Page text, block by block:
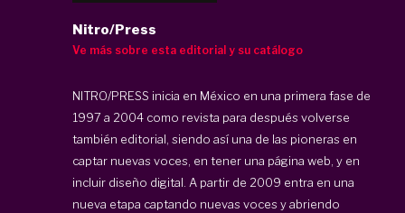
Nitro/Press
Ve más sobre esta editorial y su catálogo
NITRO/PRESS inicia en México en una primera fase de
1997 a 2004 como revista para después volverse
también editorial, siendo así una de las pioneras en
captar nuevas voces, en tener una página web, y en
incluir diseño digital. A partir de 2009 entra en una
nueva etapa captando nuevas voces y abriendo